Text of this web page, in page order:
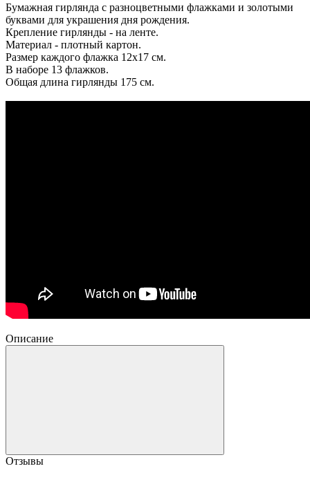
Бумажная гирлянда c разноцветными флажками и золотыми
буквами для украшения дня рождения.
Крепление гирлянды - на ленте.
Материал - плотный картон.
Размер каждого флажка 12х17 см.
В наборе 13 флажков.
Общая длина гирлянды 175 cм.
Описание
Отзывы